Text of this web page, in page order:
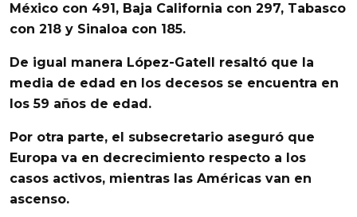
México con 491, Baja California con 297, Tabasco
con 218 y Sinaloa con 185.
De igual manera López-Gatell resaltó que la
media de edad en los decesos se encuentra en
los59 años de edad .
Por otra parte, el subsecretario aseguró que
Europa va en decrecimiento respecto a los
casos activos, mientras las Américas van en
ascenso.